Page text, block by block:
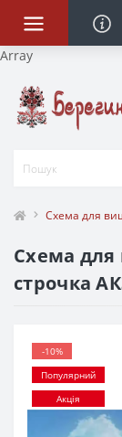
Array
Схема для
Схема для
строчка
-10%
Популярний
Акція